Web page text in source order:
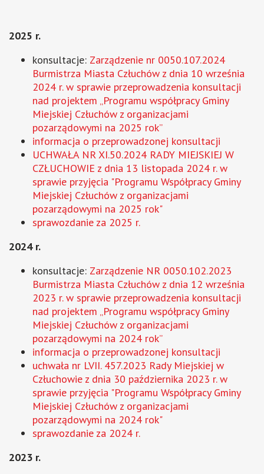
2025 r.
konsultacje: Zarządzenie nr 0050.107.2024
Burmistrza Miasta Człuchów z dnia 10 września
2024 r. w sprawie przeprowadzenia konsultacji
nad projektem „Programu współpracy Gminy
Miejskiej Człuchów z organizacjami
pozarządowymi na 2025 rok”
informacja o przeprowadzonej konsultacji
UCHWAŁA NR XI.50.2024 RADY MIEJSKIEJ W
CZŁUCHOWIE z dnia 13 listopada 2024 r. w
sprawie przyjęcia "Programu Współpracy Gminy
Miejskiej Człuchów z organizacjami
pozarządowymi na 2025 rok"
sprawozdanie za 2025 r.
2024 r.
konsultacje: Zarządzenie NR 0050.102.2023
Burmistrza Miasta Człuchów z dnia 12 września
2023 r. w sprawie przeprowadzenia konsultacji
nad projektem „Programu współpracy Gminy
Miejskiej Człuchów z organizacjami
pozarządowymi na 2024 rok”
informacja o przeprowadzonej konsultacji
uchwała nr LVII. 457.2023 Rady Miejskiej w
Człuchowie z dnia 30 października 2023 r. w
sprawie przyjęcia "Programu Współpracy Gminy
Miejskiej Człuchów z organizacjami
pozarządowymi na 2024 rok"
sprawozdanie za 2024 r.
2023 r.